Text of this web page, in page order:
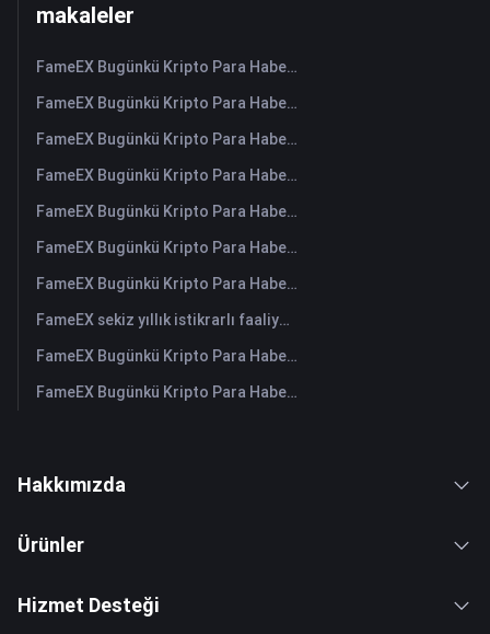
makaleler
FameEX Bugünkü Kripto Para Haberleri Özeti | 6 Ağustos 2026
FameEX Bugünkü Kripto Para Haberleri Özeti | 5 Ağustos 2026
FameEX Bugünkü Kripto Para Haberleri Özeti | 4 Ağustos 2026
FameEX Bugünkü Kripto Para Haberleri Özeti | 3 Ağustos 2026
FameEX Bugünkü Kripto Para Haberleri Özeti | 31 Temmuz 2026
FameEX Bugünkü Kripto Para Haberleri Özeti | 30 Temmuz 2026
FameEX Bugünkü Kripto Para Haberleri Özeti | 29 Temmuz 2026
FameEX sekiz yıllık istikrarlı faaliyetleri ve küresel büyümesiyle kullanıcı güvenini güçlendiriyor
FameEX Bugünkü Kripto Para Haberleri Özeti | 28 Temmuz 2026
FameEX Bugünkü Kripto Para Haberleri Özeti | 27 Temmuz 2026
Hakkımızda
Ürünler
Hizmet Desteği